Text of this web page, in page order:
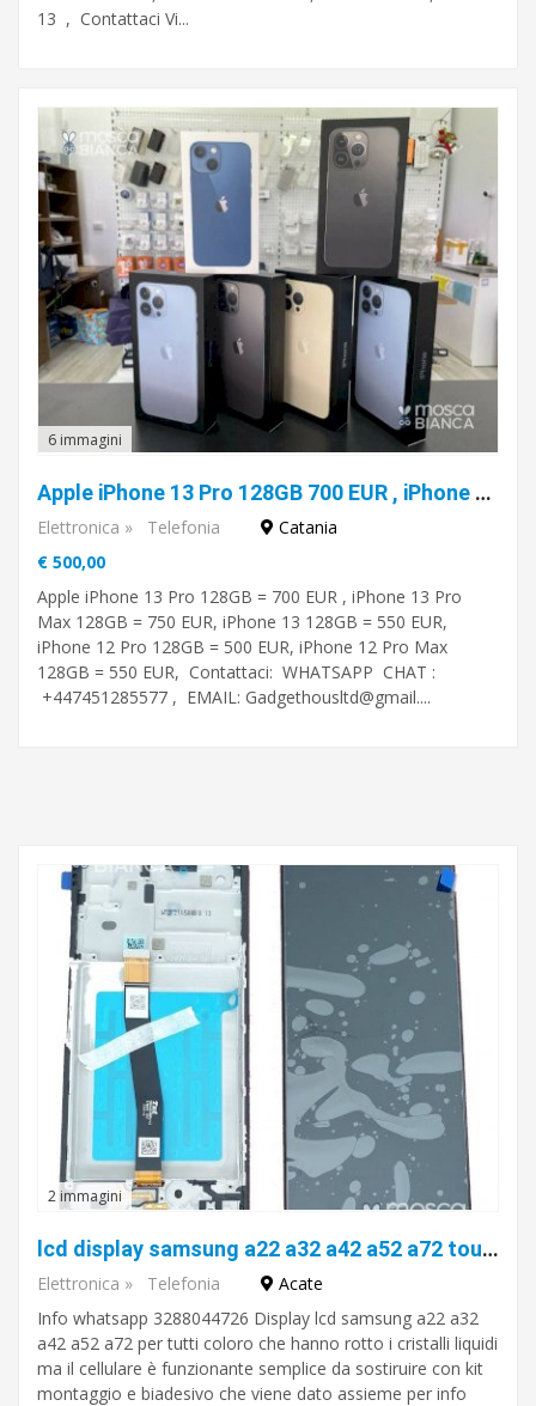
13 , Contattaci Vi...
6 immagini
Apple iPhone 13 Pro 128GB 700 EUR , iPhone 13 Pro Max 128GB 750 EUR, iPhone 13 128GB 550 EUR, iPhone 12 Pro Max 128GB 550 EUR
Elettronica » Telefonia
Catania
€ 500,00
Apple iPhone 13 Pro 128GB = 700 EUR , iPhone 13 Pro
Max 128GB = 750 EUR, iPhone 13 128GB = 550 EUR,
iPhone 12 Pro 128GB = 500 EUR, iPhone 12 Pro Max
128GB = 550 EUR, Contattaci: WHATSAPP CHAT :
+447451285577 , EMAIL: Gadgethousltd@gmail....
2 immagini
lcd display samsung a22 a32 a42 a52 a72 touch
Elettronica » Telefonia
Acate
Info whatsapp 3288044726 Display lcd samsung a22 a32
a42 a52 a72 per tutti coloro che hanno rotto i cristalli liquidi
ma il cellulare è funzionante semplice da sostiruire con kit
montaggio e biadesivo che viene dato assieme per info